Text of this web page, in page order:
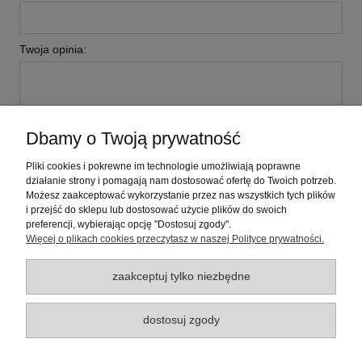
Twoja opinia:
Pomoc
Moje konto
Płatności i dostawa
Dbamy o Twoją prywatność
Pliki cookies i pokrewne im technologie umożliwiają poprawne
działanie strony i pomagają nam dostosować ofertę do Twoich potrzeb.
Możesz zaakceptować wykorzystanie przez nas wszystkich tych plików
i przejść do sklepu lub dostosować użycie plików do swoich
preferencji, wybierając opcję "Dostosuj zgody".
Więcej o plikach cookies przeczytasz w naszej Polityce prywatności.
zaakceptuj tylko niezbędne
dostosuj zgody